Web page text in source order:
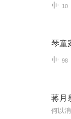
10
琴童
98
蒋月